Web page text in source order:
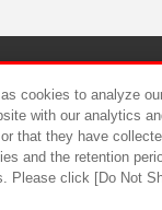
食品の
cookies to analyze
with our analytics
that they have
and the retention
Please click [Do Not